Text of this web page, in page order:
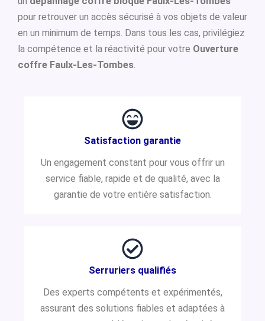
pour retrouver un accès sécurisé à vos objets de valeur
en un minimum de temps. Dans tous les cas, privilégiez
la compétence et la réactivité pour votre Ouverture
coffre Faulx-Les-Tombes.
Satisfaction garantie
Un engagement constant pour vous offrir un
service fiable, rapide et de qualité, avec la
garantie de votre entière satisfaction.
Serruriers qualifiés
Des experts compétents et expérimentés,
assurant des solutions fiables et adaptées à